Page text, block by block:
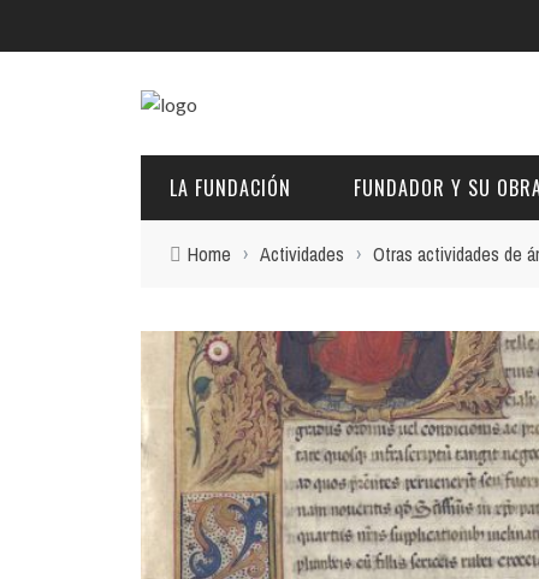
LA FUNDACIÓN
FINES
EL PATRONATO: COMPETENCIAS Y COMPOSICIÓN
FUNDADOR Y SU
PINTURAS
Home › Actividades › Otras actividades de